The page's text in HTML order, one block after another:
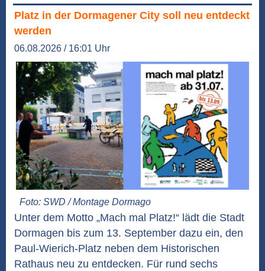
Platz in der Dormagener City soll neu entdeckt
werden
06.08.2026 / 16:01 Uhr
Foto: SWD / Montage Dormago
Unter dem Motto „Mach mal Platz!“ lädt die Stadt
Dormagen bis zum 13. September dazu ein, den
Paul-Wierich-Platz neben dem Historischen
Rathaus neu zu entdecken. Für rund sechs